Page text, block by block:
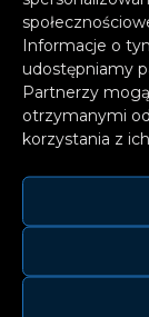
Informacje o
udostępniamy
Partnerzy
otrzymanymi
korzystania z